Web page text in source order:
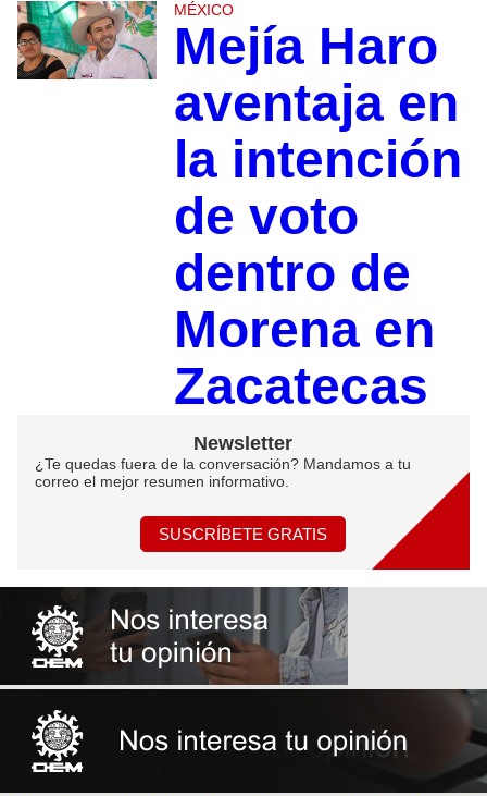
MÉXICO
Mejía Haro
aventaja en
la intención
de voto
dentro de
Morena en
Zacatecas
Newsletter
¿Te quedas fuera de la conversación? Mandamos a tu
correo el mejor resumen informativo.
SUSCRÍBETE GRATIS